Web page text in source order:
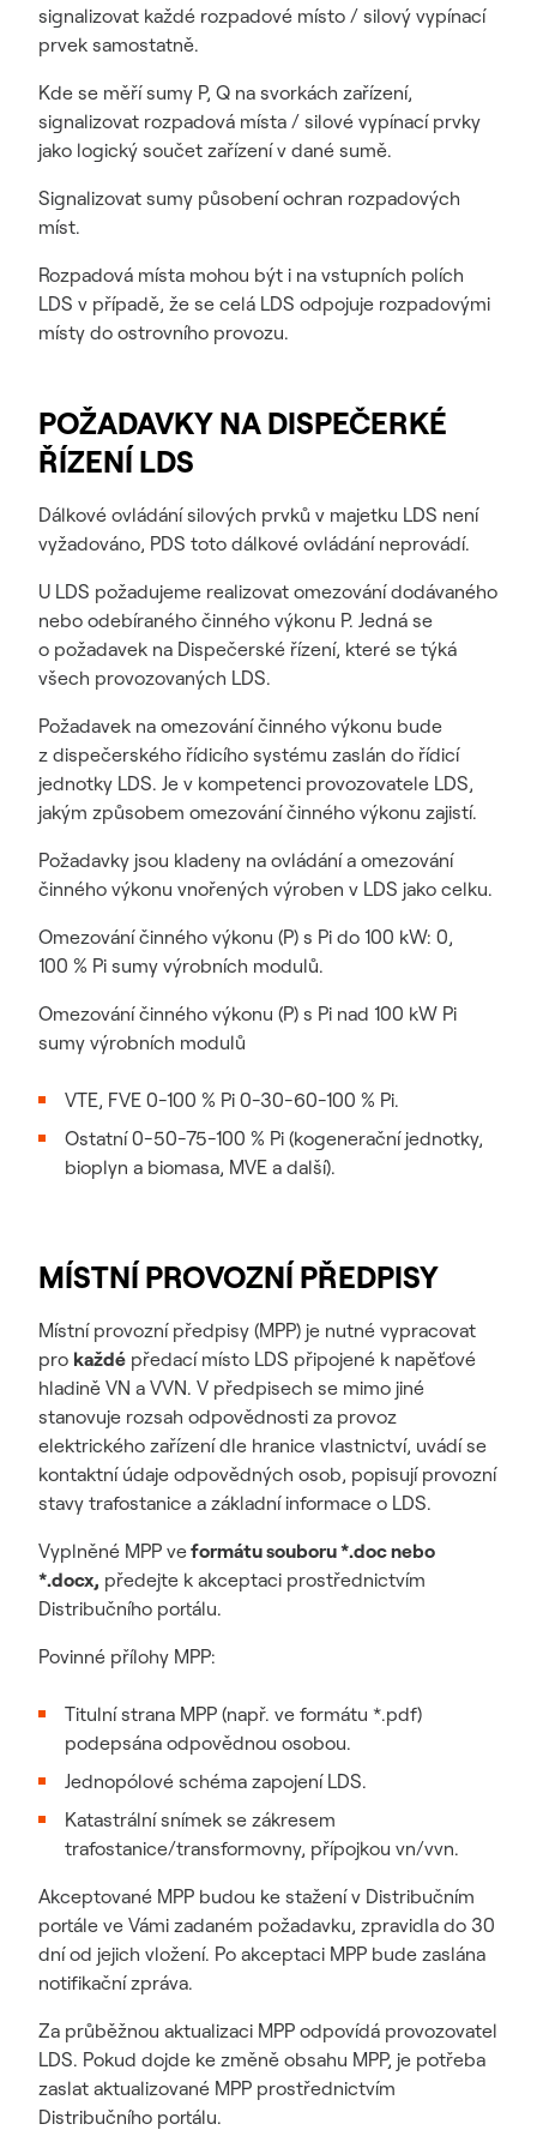
signalizovat každé rozpadové místo / silový vypínací
prvek samostatně.
Kde se měří sumy P, Q na svorkách zařízení,
signalizovat rozpadová místa / silové vypínací prvky
jako logický součet zařízení v dané sumě.
Signalizovat sumy působení ochran rozpadových
míst.
Rozpadová místa mohou být i na vstupních polích
LDS v případě, že se celá LDS odpojuje rozpadovými
místy do ostrovního provozu.
POŽADAVKY NA DISPEČERKÉ
ŘÍZENÍ LDS
Dálkové ovládání silových prvků v majetku LDS není
vyžadováno, PDS toto dálkové ovládání neprovádí.
U LDS požadujeme realizovat omezování dodávaného
nebo odebíraného činného výkonu P. Jedná se
o požadavek na Dispečerské řízení, které se týká
všech provozovaných LDS.
Požadavek na omezování činného výkonu bude
z dispečerského řídicího systému zaslán do řídicí
jednotky LDS. Je v kompetenci provozovatele LDS,
jakým způsobem omezování činného výkonu zajistí.
Požadavky jsou kladeny na ovládání a omezování
činného výkonu vnořených výroben v LDS jako celku.
Omezování činného výkonu (P) s Pi do 100 kW: 0,
100 % Pi sumy výrobních modulů.
Omezování činného výkonu (P) s Pi nad 100 kW Pi
sumy výrobních modulů
VTE, FVE 0-100 % Pi 0-30-60-100 % Pi.
Ostatní 0-50-75-100 % Pi (kogenerační jednotky,
bioplyn a biomasa, MVE a další).
MÍSTNÍ PROVOZNÍ PŘEDPISY
Místní provozní předpisy (MPP) je nutné vypracovat
pro každé předací místo LDS připojené k napěťové
hladině VN a VVN. V předpisech se mimo jiné
stanovuje rozsah odpovědnosti za provoz
elektrického zařízení dle hranice vlastnictví, uvádí se
kontaktní údaje odpovědných osob, popisují provozní
stavy trafostanice a základní informace o LDS.
Vyplněné MPP veformátu souboru *.doc nebo
*.docx, předejte k akceptaci prostřednictvím
Distribučního portálu.
Povinné přílohy MPP:
Titulní strana MPP (např. ve formátu *.pdf)
podepsána odpovědnou osobou.
Jednopólové schéma zapojení LDS.
Katastrální snímek se zákresem
trafostanice/transformovny, přípojkou vn/vvn.
Akceptované MPP budou ke stažení v Distribučním
portále ve Vámi zadaném požadavku, zpravidla do 30
dní od jejich vložení. Po akceptaci MPP bude zaslána
notifikační zpráva.
Za průběžnou aktualizaci MPP odpovídá provozovatel
LDS. Pokud dojde ke změně obsahu MPP, je potřeba
zaslat aktualizované MPP prostřednictvím
Distribučního portálu.